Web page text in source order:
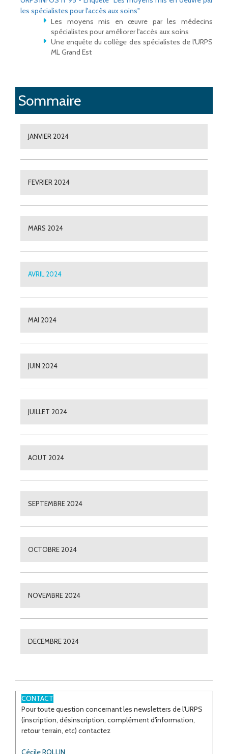
les spécialistes pour l'accès aux soins"
Les moyens mis en œuvre par les médecins
spécialistes pour améliorer l'accès aux soins
Une enquête du collège des spécialistes de l'URPS
ML Grand Est
Sommaire
JANVIER 2024
FEVRIER 2024
MARS 2024
AVRIL 2024
MAI 2024
JUIN 2024
JUILLET 2024
AOUT 2024
SEPTEMBRE 2024
OCTOBRE 2024
NOVEMBRE 2024
DECEMBRE 2024
CONTACT
Pour toute question concernant les newsletters de l'URPS
(inscription, désinscription, complément d'information,
retour terrain, etc) contactez
Cécile ROLLIN